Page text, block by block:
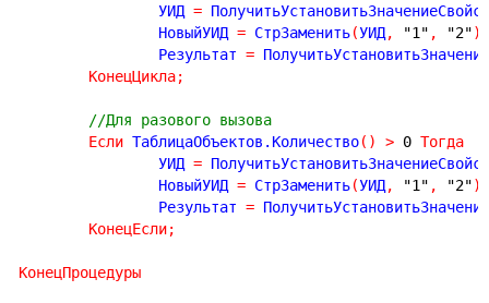
		УИД
=
		НовыйУИД
= СтрЗаменить(УИД, "1" , "2")
		Результат
=
КонецЦикла;
//Для разового вызова
Если ТаблицаОбъектов.Количество( ) > 0 Тогда
		УИД
=
		НовыйУИД
= СтрЗаменить(УИД, "1" , "2")
		Результат
=
КонецЕсли;
КонецПроцедуры